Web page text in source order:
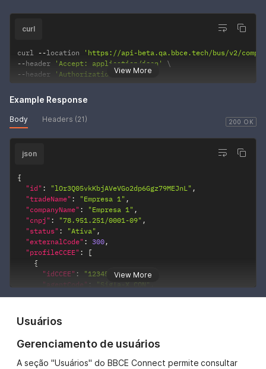
View More
curl
curl --location
'https://api-beta.qa.bbce.tech/bus/v2/
--header 'Accept: application/json'
--header 'Authorization: •••••••'
200 OK
Example Response
Body Headers (21)
View More
json
{
"id" : "lOr3Q05vkKbjAVeVGo2dp6Ggz79MEJnL" ,
"tradeName" : "Empresa 1" ,
"companyName" : "Empresa 1" ,
"cnpj" : "78.951.251/0001-09" ,
"status" : "Ativa" ,
"externalCode" : 300,
"profileCCEE" :
[
{
"idCCEE" : "123456",
"agentCode" : "Sigla-X CON"
"energyType": "CON"
}
Usuários
Gerenciamento de usuários
A seção "Usuários" do BBCE Connect permite consultar